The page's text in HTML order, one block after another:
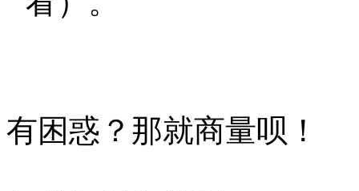
有困惑？那就商量呗！